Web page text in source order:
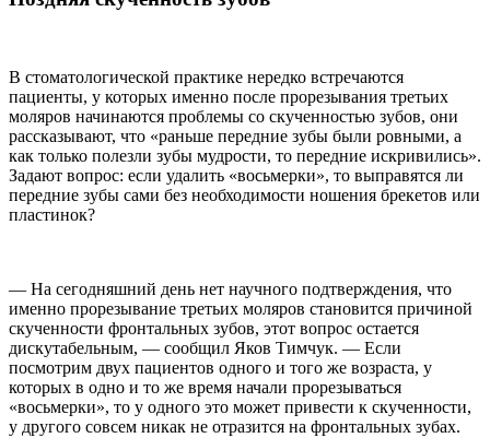
В стоматологической практике нередко встречаются
пациенты, у которых именно после прорезывания третьих
моляров начинаются проблемы со скученностью зубов, они
рассказывают, что «раньше передние зубы были ровными, а
как только полезли зубы мудрости, то передние искривились».
Задают вопрос: если удалить «восьмерки», то выправятся ли
передние зубы сами без необходимости ношения брекетов или
пластинок?
— На сегодняшний день нет научного подтверждения, что
именно прорезывание третьих моляров становится причиной
скученности фронтальных зубов, этот вопрос остается
дискутабельным, — сообщил Яков Тимчук. — Если
посмотрим двух пациентов одного и того же возраста, у
которых в одно и то же время начали прорезываться
«восьмерки», то у одного это может привести к скученности,
у другого совсем никак не отразится на фронтальных зубах.